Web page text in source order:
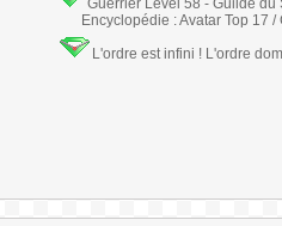
Guerrier Level 58 - Guilde
Encyclopédie : Avatar Top 17 /
L'ordre est infini ! L'ordre